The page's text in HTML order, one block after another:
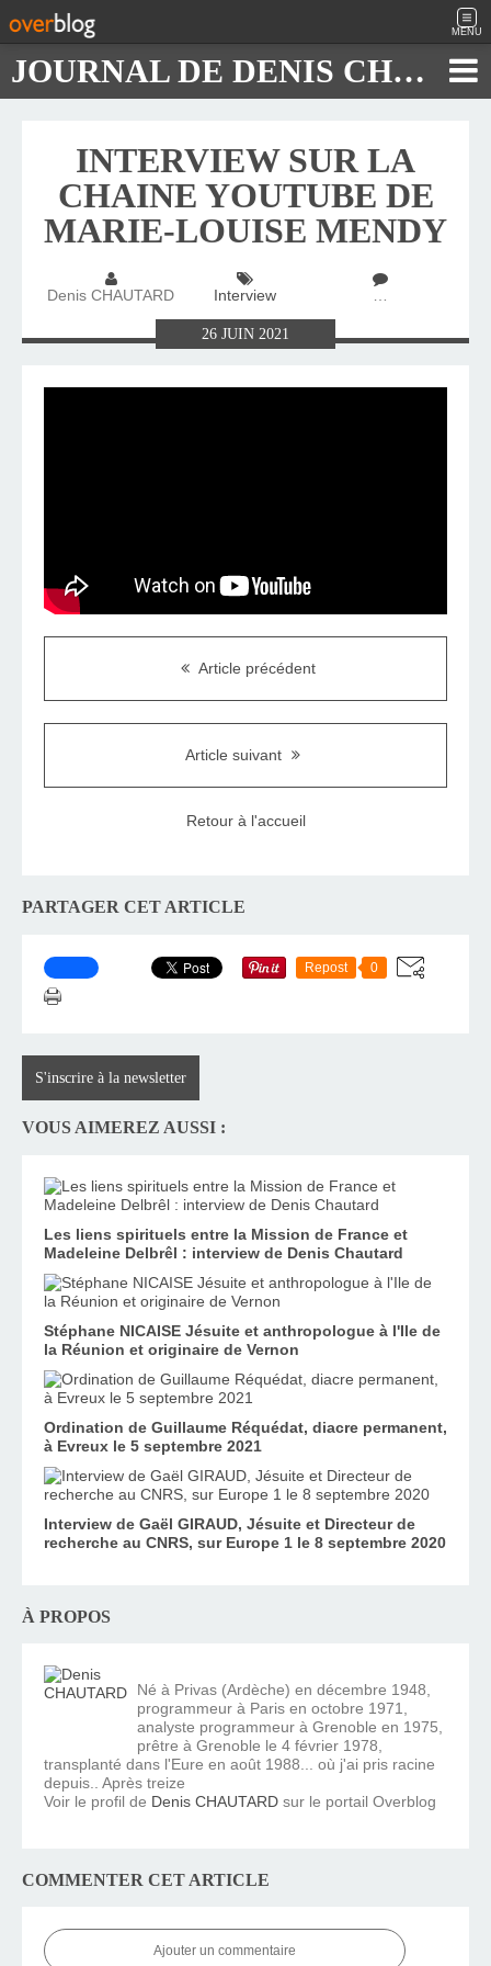
MENU
JOURNAL DE DENIS CHAUTARD
INTERVIEW SUR LA
CHAINE YOUTUBE DE
MARIE-LOUISE MENDY
Denis CHAUTARD Interview …
26 JUIN 2021
Article précédent
Article suivant
Retour à l'accueil
PARTAGER CET ARTICLE
Repost 0
S'inscrire à la newsletter
VOUS AIMEREZ AUSSI :
Les liens spirituels entre la Mission de France et
Madeleine Delbrêl : interview de Denis Chautard
Stéphane NICAISE Jésuite et anthropologue à l'Ile de
la Réunion et originaire de Vernon
Ordination de Guillaume Réquédat, diacre permanent,
à Evreux le 5 septembre 2021
Interview de Gaël GIRAUD, Jésuite et Directeur de
recherche au CNRS, sur Europe 1 le 8 septembre 2020
À PROPOS
Né à Privas (Ardèche) en décembre 1948,
programmeur à Paris en octobre 1971,
analyste programmeur à Grenoble en 1975,
prêtre à Grenoble le 4 février 1978,
transplanté dans l'Eure en août 1988... où j'ai pris racine
depuis.. Après treize
Voir le profil de Denis CHAUTARD sur le portail Overblog
COMMENTER CET ARTICLE
Ajouter un commentaire